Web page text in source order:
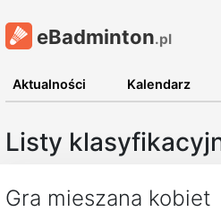
eBadminton.pl
Aktualności Kalendarz
Listy
Gra mieszana kobiet